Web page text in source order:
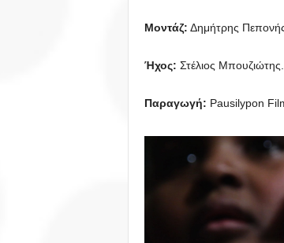
Μοντάζ: Δημήτρης
Ήχος: Στέλιος Μπουζιώτης.
Παραγωγή: Pausilypon